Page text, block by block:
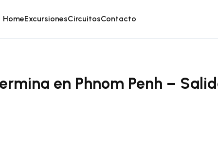
HomeExcursionesCircuitosContacto
en Phnom Penh –